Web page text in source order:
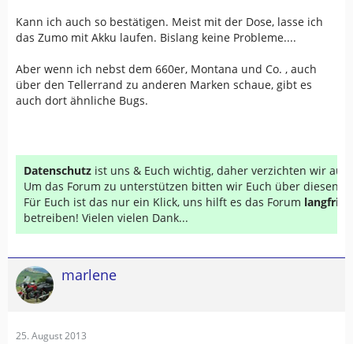
Kann ich auch so bestätigen. Meist mit der Dose, lasse ich
das Zumo mit Akku laufen. Bislang keine Probleme....
Aber wenn ich nebst dem 660er, Montana und Co. , auch
über den Tellerrand zu anderen Marken schaue, gibt es
auch dort ähnliche Bugs.
Datenschutz ist uns & Euch wichtig, daher verzichten wir auf
Um das Forum zu unterstützen bitten wir Euch über diesen
Für Euch ist das nur ein Klick, uns hilft es das Forum
betreiben! Vielen vielen Dank...
marlene
25. August 2013